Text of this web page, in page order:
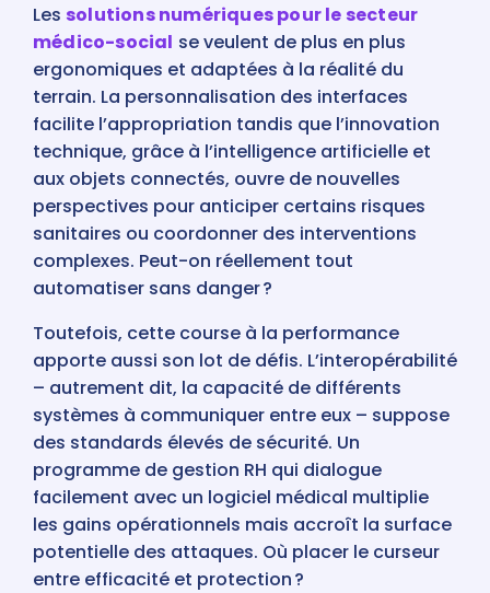
Les solutions numériques pour le secteur
médico-social se veulent de plus en plus
ergonomiques et adaptées à la réalité du
terrain. La personnalisation des interfaces
facilite l’appropriation tandis que l’innovation
technique, grâce à l’intelligence artificielle et
aux objets connectés, ouvre de nouvelles
perspectives pour anticiper certains risques
sanitaires ou coordonner des interventions
complexes. Peut-on réellement tout
automatiser sans danger ?
Toutefois, cette course à la performance
apporte aussi son lot de défis. L’interopérabilité
– autrement dit, la capacité de différents
systèmes à communiquer entre eux – suppose
des standards élevés de sécurité. Un
programme de gestion RH qui dialogue
facilement avec un logiciel médical multiplie
les gains opérationnels mais accroît la surface
potentielle des attaques. Où placer le curseur
entre efficacité et protection ?